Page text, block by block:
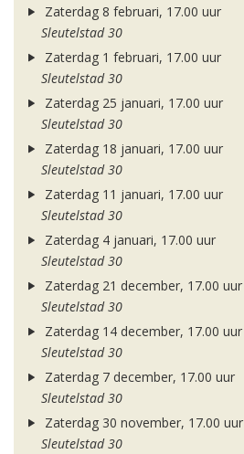
Zaterdag 8 februari, 17.00 uur
Sleutelstad 30
Zaterdag 1 februari, 17.00 uur
Sleutelstad 30
Zaterdag 25 januari, 17.00 uur
Sleutelstad 30
Zaterdag 18 januari, 17.00 uur
Sleutelstad 30
Zaterdag 11 januari, 17.00 uur
Sleutelstad 30
Zaterdag 4 januari, 17.00 uur
Sleutelstad 30
Zaterdag 21 december, 17.00 uur
Sleutelstad 30
Zaterdag 14 december, 17.00 uur
Sleutelstad 30
Zaterdag 7 december, 17.00 uur
Sleutelstad 30
Zaterdag 30 november, 17.00 uur
Sleutelstad 30